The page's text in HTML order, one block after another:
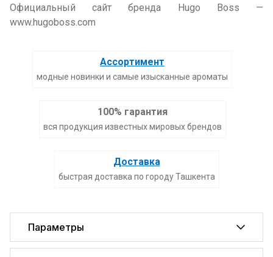
Официальный сайт бренда Hugo Boss —
www.hugoboss.com
Ассортимент
модные новинки и самые изысканные ароматы
100% гарантия
вся продукция известных мировых брендов
Доставка
быстрая доставка по городу Ташкента
Параметры